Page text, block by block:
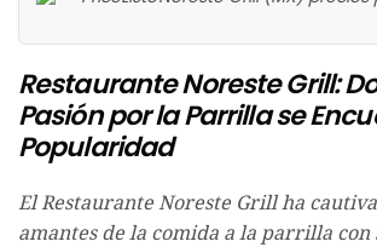
Restaurante Noreste Grill:
Pasión por la Parrilla se
Popularidad
El Restaurante Noreste Grill ha
amantes de la comida a la parrilla con